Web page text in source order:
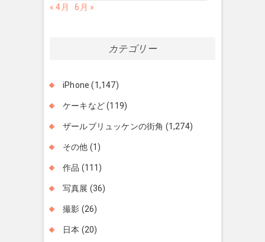
« 4月
6月 »
カテゴリー
iPhone (1,147)
ケーキなど(119)
ザールブリュッケンの街角 (1,274)
その他 (1)
作品 (111)
写真展 (36)
撮影 (26)
日本 (20)